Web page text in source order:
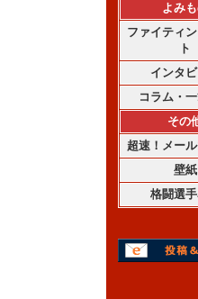
よみ
ファイティ
ト
インタ
コラム・
その
超速！メー
壁紙
格闘選